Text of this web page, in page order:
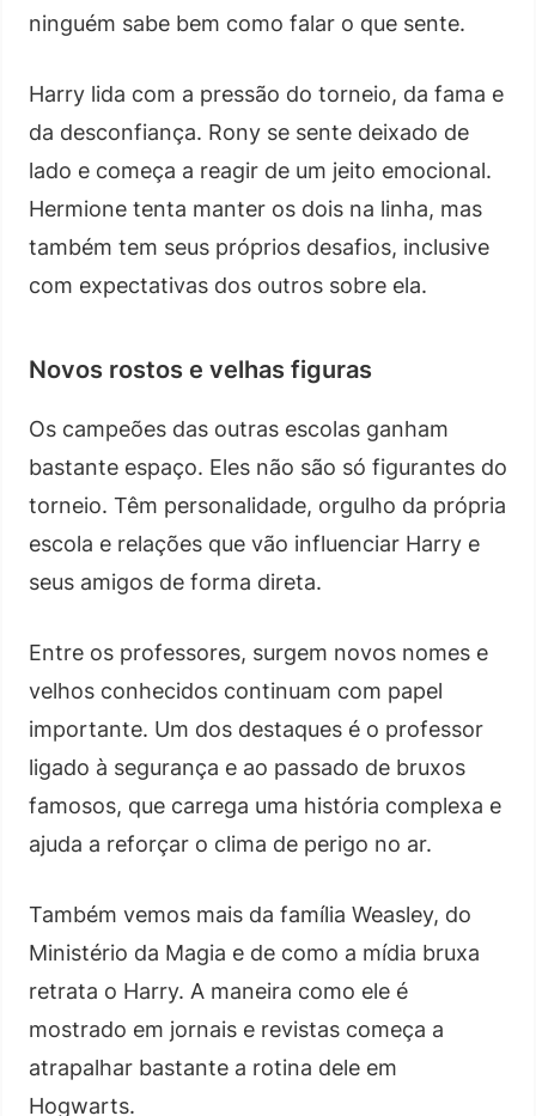
ninguém sabe bem como falar o que sente.
Harry lida com a pressão do torneio, da fama e
da desconfiança. Rony se sente deixado de
lado e começa a reagir de um jeito emocional.
Hermione tenta manter os dois na linha, mas
também tem seus próprios desafios, inclusive
com expectativas dos outros sobre ela.
Novos rostos e velhas figuras
Os campeões das outras escolas ganham
bastante espaço. Eles não são só figurantes do
torneio. Têm personalidade, orgulho da própria
escola e relações que vão influenciar Harry e
seus amigos de forma direta.
Entre os professores, surgem novos nomes e
velhos conhecidos continuam com papel
importante. Um dos destaques é o professor
ligado à segurança e ao passado de bruxos
famosos, que carrega uma história complexa e
ajuda a reforçar o clima de perigo no ar.
Também vemos mais da família Weasley, do
Ministério da Magia e de como a mídia bruxa
retrata o Harry. A maneira como ele é
mostrado em jornais e revistas começa a
atrapalhar bastante a rotina dele em
Hogwarts.